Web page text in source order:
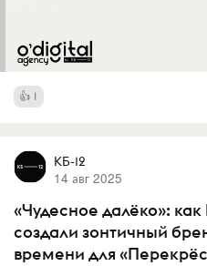
1
КБ-12
14 авг 2025
«Чудесное далёко»:
создали зонтичный
времени для